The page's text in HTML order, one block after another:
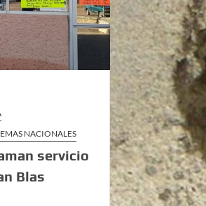
NACIONALES
servicio
Blas